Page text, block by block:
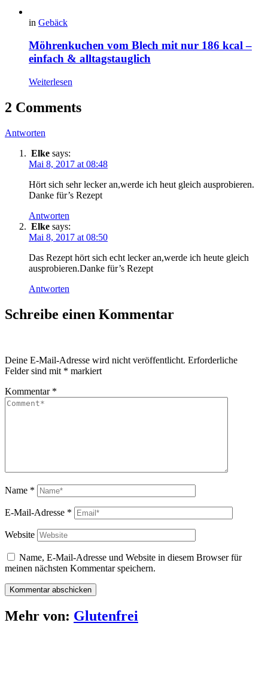
in Gebäck
Möhrenkuchen vom Blech mit nur 186 kcal –
einfach & alltagstauglich
Weiterlesen
2 Comments
Antworten
Elke says:
Mai 8, 2017 at 08:48
Hört sich sehr lecker an,werde ich heut gleich ausprobieren.
Danke für’s Rezept
Antworten
Elke says:
Mai 8, 2017 at 08:50
Das Rezept hört sich echt lecker an,werde ich heute gleich
ausprobieren.Danke für’s Rezept
Antworten
Schreibe einen Kommentar
Deine E-Mail-Adresse wird nicht veröffentlicht. Erforderliche
Felder sind mit * markiert
Kommentar *
Name *
E-Mail-Adresse *
Website
Name, E-Mail-Adresse und Website in diesem Browser für
meinen nächsten Kommentar speichern.
Mehr von: Glutenfrei